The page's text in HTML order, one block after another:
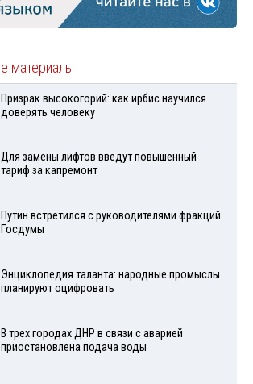
материалы
Призрак высокогорий: как ирбис научился
доверять человеку
Для замены лифтов введут повышенный
тариф за капремонт
Путин встретился с руководителями фракций
Госдумы
Энциклопедия таланта: народные промыслы
планируют оцифровать
В трех городах ДНР в связи с аварией
приостановлена подача воды